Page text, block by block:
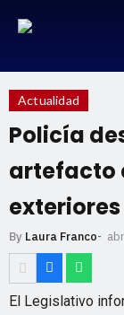
Actualidad
Policía
artefacto
By Laura Franco-
El Legislativo